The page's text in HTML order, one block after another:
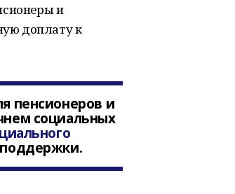
и
доплату к
пенсионеров и
социальных